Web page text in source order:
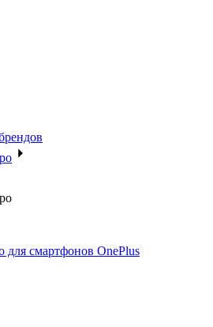
смартфонов OnePlus